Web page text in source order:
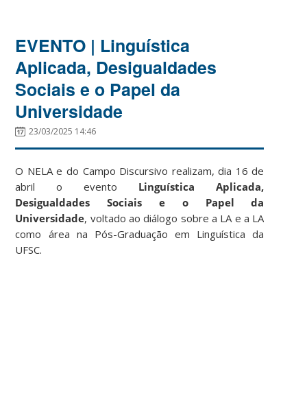
EVENTO | Linguística
Aplicada, Desigualdades
Sociais e o Papel da
Universidade
23/03/2025 14:46
O NELA e do Campo Discursivo realizam, dia 16 de
abril o evento Linguística Aplicada,
Desigualdades Sociais e o Papel da
Universidade, voltado ao diálogo sobre a LA e a LA
como área na Pós-Graduação em Linguística da
UFSC.